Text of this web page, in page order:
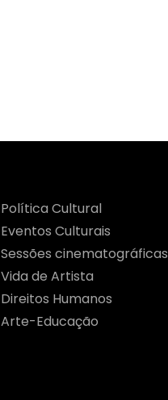
Política Cultural
Eventos Culturais
Sessões cinematográficas
Vida de Artista
Direitos Humanos
Arte-Educação